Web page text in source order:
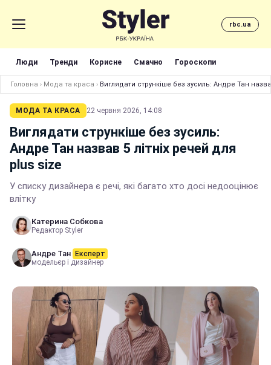
rbc.ua
Люди Тренди Корисне Смачно Гороскопи
Головна › Мода та краса › Виглядати стрункіше без зусиль: Андре Тан
МОДА ТА КРАСА 22 червня 2026, 14:08
Виглядати стрункіше без зусиль:
Андре Тан назвав 5 літніх речей для
plus size
У списку дизайнера є речі, які багато хто досі недооцінює
влітку
Катерина Собкова
Редактор Styler
Андре Тан Експерт
модельєр і дизайнер